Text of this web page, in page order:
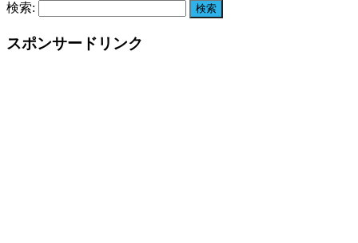
検索:
スポンサードリンク